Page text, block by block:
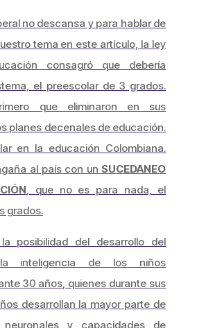
no descansa y para hablar de
tema en este artículo, la ley
consagró que debería
el preescolar de 3 grados.
que eliminaron en sus
planes decenales de educación.
en la educación Colombiana.
al país con unSUCEDANEO
, que no es para nada, el
grados.
posibilidad del desarrollo del
inteligencia de los niños
30 años, quienes durante sus
desarrollan la mayor parte de
y capacidades de